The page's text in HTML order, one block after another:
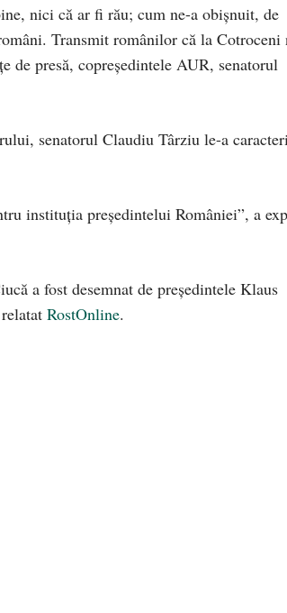
nici că ar fi rău; cum ne-a obișnuit, de
Transmit românilor că la Cotroceni
de presă, copreședintele AUR, senatorul
senatorul Claudiu Târziu le-a
instituția președintelui României”, a
a fost desemnat de preşedintele Klaus
RostOnline.